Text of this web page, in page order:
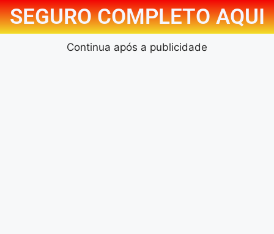
SEGURO COMPLETO AQUI
Continua após a publicidade